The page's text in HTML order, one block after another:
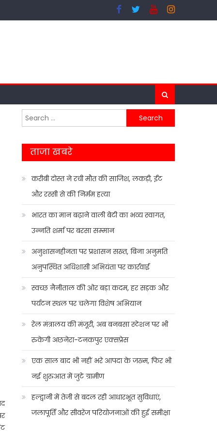
Search
for:
ताजा खबरे
करीबी दोस्त ने रची मौत की साजिश, लकड़ी, ईंट
और रस्सी से की निर्मम हत्या
भारत का मान बढ़ाने वाली बेटी का भव्य स्वागत,
उन्नति शर्मा पर बरसा सम्मान
अनुशासनहीनता पर प्रशासन सख्त, बिना अनुमति
अनुपस्थित अधिशासी अभियंता पर कार्रवाई
स्वच्छ नैनीताल की ओर बड़ा कदम, हर सड़क और
पर्यटन स्थल पर चलेगा विशेष अभियान
रेल मंत्रालय की मंजूरी, अब बनबसा स्टेशन पर भी
रुकेगी अछनेरा-टनकपुर एक्सप्रेस
एक साल बाद भी नहीं भरे आपदा के जख्म, फिर भी
नई शुरुआत में जुटे ग्रामीण
हल्द्वानी में तेजी से बदल रही आधारभूत सुविधाएं,
जलापूर्ति और सीवरेज परियोजनाओं की हुई समीक्षा